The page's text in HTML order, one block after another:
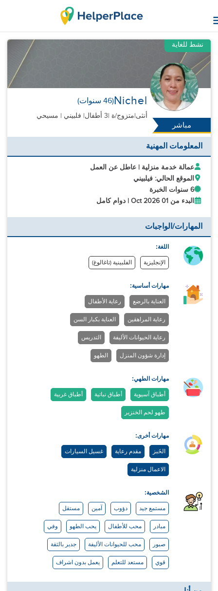
مباشر
نشط للغاية
Nichel(46 سنوات)
أنثى|متزوج/ة |3 أطفال | فلبيني | مسيحي
المعلومات المهنية
عمالة خدمة منزلية | عاطل عن العمل
الموقع الحالي: فيلبيني
6 سنوات الخبرة
البدء من 01 Oct 2026 | دوام كامل
المهارات/الواجبات
اللغة:
الإنجليزية الفلبينية (تاغالوغ)
مهارات أساسية:
العناية بالرضع رعاية الأطفال
رعاية المراهقين العناية بكبار السن
رعاية الحيوانات الأليفة التدريس
إدارة شؤون المنزل الطهو
مهارات الطهي:
أطباق آسيوية أطباق نباتية أطباق غربية
طهو لحم الخنزير
مهارات أخرى:
الخَبز مقدم رعاية غسيل السيارات
الاعمال منزلية
الشخصية:
مستمع جيد دؤوب آمين مستقل
مبادر محب للأطفال يحب الطهو وفي
صبور محب للحيوانات الأليفة جدير بالثقة
قوي مستعد للتعلم يعمل بدون اشراف